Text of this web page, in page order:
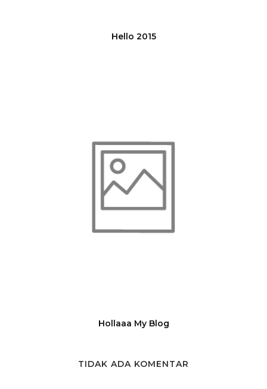
Hello 2015
Hollaaa My Blog
TIDAK ADA KOMENTAR